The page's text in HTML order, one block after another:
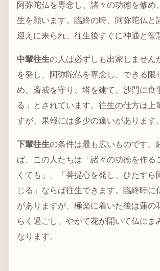
阿弥陀仏を専念し、諸々の功徳を修め
生を願います。臨終の時、阿弥陀仏と
迎えに来られ、往生後すぐに神通と智
中輩往生の人は必ずしも出家しません
を発し、阿弥陀仏を専念し、できる限
め、斎戒を守り、塔を建て、沙門に食
る」とされています。往生の仕方は上
すが、果報には多少の違いがあります。
下輩往生の条件は最も広いものです。
ば、この人たちは「諸々の功徳を作る
くても」、「菩提心を発し、ひたすら
じる」ならば往生できます。臨終時に
がありますが、極楽に着いた後は蓮の
らく過ごし、やがて花が開いて仏にま
なります。